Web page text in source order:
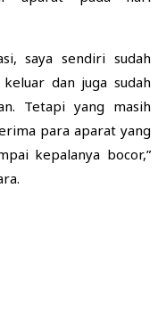
saya sendiri sudah
dan juga sudah
Tetapi yang masih
para aparat yang
kepalanya bocor,”